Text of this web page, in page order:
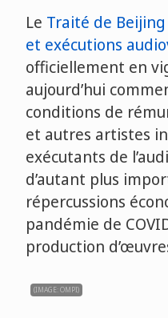
Le Traité de
et exécutions
officiellement en
aujourd’hui
conditions de
et autres artistes
exécutants de
d’autant plus
répercussions
pandémie de
production
(IMAGE: OMPI)